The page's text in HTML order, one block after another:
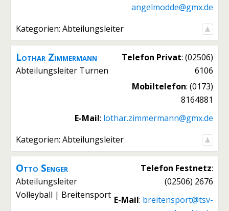
angelmodde@gmx.de
Kategorien: Abteilungsleiter
Lothar Zimmermann
Abteilungsleiter Turnen
Telefon Privat: (02506)
6106
Mobiltelefon: (0173)
8164881
E-Mail: lothar.zimmermann@gmx.de
Kategorien: Abteilungsleiter
Otto Senger
Abteilungsleiter
Volleyball | Breitensport
Telefon Festnetz:
(02506) 2676
E-Mail: breitensport@tsv-